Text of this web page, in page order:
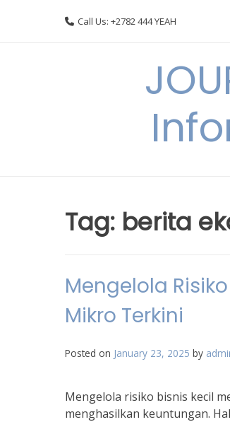
Call Us: +2782 444 YEAH
Tag: berita
Mengelola
Mikro Terkini
Posted on January 23, 2025 by
Mengelola risiko bisnis kecil
menghasilkan keuntungan.